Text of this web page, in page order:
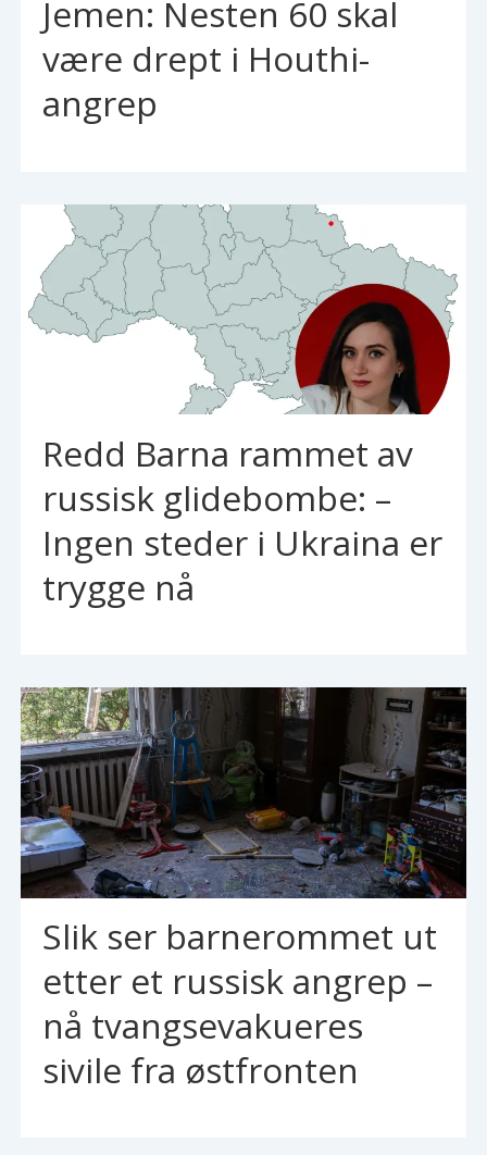
Jemen: Nesten 60 skal
være drept i Houthi-
angrep
Redd Barna rammet av
russisk glidebombe: –
Ingen steder i Ukraina er
trygge nå
Slik ser barnerommet ut
etter et russisk angrep –
nå tvangsevakueres
sivile fra østfronten